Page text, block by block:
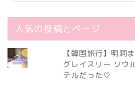
人気の投稿とページ
【韓国旅行】明洞
グレイスリー ソウ
テルだった♡